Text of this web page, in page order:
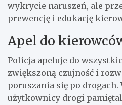
wykrycie naruszeń, ale
prewencję i edukację
Apel do
Policja apeluje do
zwiększoną czujność i
poruszania się po drogach.
użytkownicy drogi